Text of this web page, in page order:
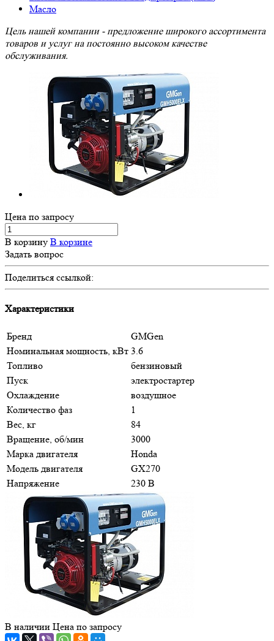
Масло
Цель нашей компании - предложение широкого ассортимента
товаров и услуг на постоянно высоком качестве
обслуживания.
Цена по запросу
В корзину В корзине
Задать вопрос
Поделиться ссылкой:
Характеристики
Бренд
GMGen
Номинальная мощность, кВт 3.6
Топливо
бензиновый
Пуск
электростартер
Охлаждение
воздушное
Количество фаз
1
Вес, кг
84
Вращение, об/мин
3000
Марка двигателя
Honda
Модель двигателя
GX270
Напряжение
230 В
В наличии Цена по запросу